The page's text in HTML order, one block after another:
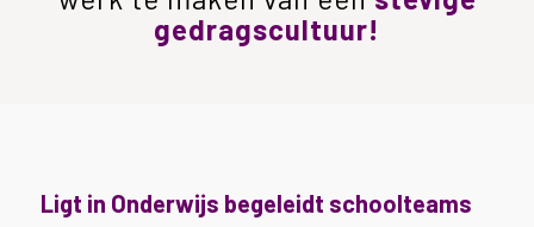
gedragscultuur!
Ligt in Onderwijs begeleidt schoolteams